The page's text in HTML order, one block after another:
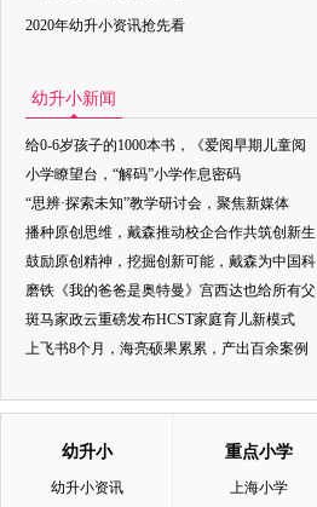
2020年幼升小资讯抢先看
幼升小新闻
给0-6岁孩子的1000本书，《爱阅早期儿童阅
小学瞭望台，“解码”小学作息密码
“思辨·探索未知”教学研讨会，聚焦新媒体
播种原创思维，戴森推动校企合作共筑创新生
鼓励原创精神，挖掘创新可能，戴森为中国科
磨铁《我的爸爸是奥特曼》宫西达也给所有父
斑马家政云重磅发布HCST家庭育儿新模式
上飞书8个月，海亮硕果累累，产出百余案例
幼升小
幼升小资讯
重点小学
上海小学